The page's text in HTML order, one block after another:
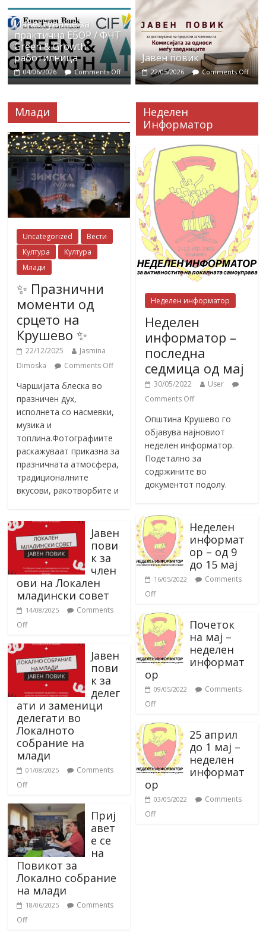
Известување за
практична ЕБОР / ФЧТ
Green & Growth
работилница
04/06/2026 Comments Off
Јавен повик
22/05/2026 Comments Off
Млади
Uncategorized
Вести
Култура
Култура
Млади
✨ Празнични
моменти од
срцето на
Крушево ✨
22/12/2025
Jasmina
Dimoska
Comments Off
Чаршијата блеска во
празничен дух,
исполнета со насмевки,
музика и
топлина.Фотографиите
раскажуваат приказна за
празничната атмосфера,
традиционалните
вкусови, ракотворбите и
Јавен
пови
к за
член
ови на Локален
младински совет
14/08/2025
Comments
Off
Јавен
пови
к за
делег
ати и заменици
делегати во
Локалното
собрание на
млади
01/08/2025
Comments
Off
Приј
авет
е се
на
Повикот за
Локално собрание
на млади
18/06/2025
Comments
Off
Неделен
Информатор
Неделен информатор
Неделен
информатор –
последна
седмица од мај
30/05/2022
User
Comments Off
Општина Крушево го
објавува најновиот
неделен информатор.
Подетално за
содржините во
документот подолу.
Неделен
информат
ор – од 9
до 15 мај
16/05/2022
Comments
Off
Почеток
на мај –
неделен
информат
ор
09/05/2022
Comments
Off
25 април
до 1 мај –
неделен
информат
ор
03/05/2022
Comments
Off